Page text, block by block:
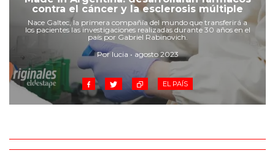
Cruz del Eje
Corredor de Ansenuza
La Carlota y zona
Laboulaye y sur
Bell Ville
Río Tercero
Despeñaderos
contra el cáncer y la esclerosis múltiple
Nace Galtec, la primera compañía del mundo que transferirá a
los pacientes las investigaciones realizadas durante 30 años en el
país por Gabriel Rabinovich.
Por lucia • agosto 2023
EL PAÍS